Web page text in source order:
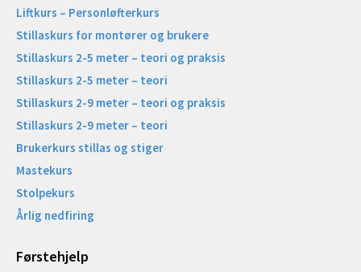
Liftkurs – Personløfterkurs
Stillaskurs for montører og brukere
Stillaskurs 2-5 meter – teori og praksis
Stillaskurs 2-5 meter – teori
Stillaskurs 2-9 meter – teori og praksis
Stillaskurs 2-9 meter – teori
Brukerkurs stillas og stiger
Mastekurs
Stolpekurs
Årlig nedfiring
Førstehjelp